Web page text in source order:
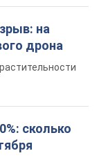
на
дрона
сколько